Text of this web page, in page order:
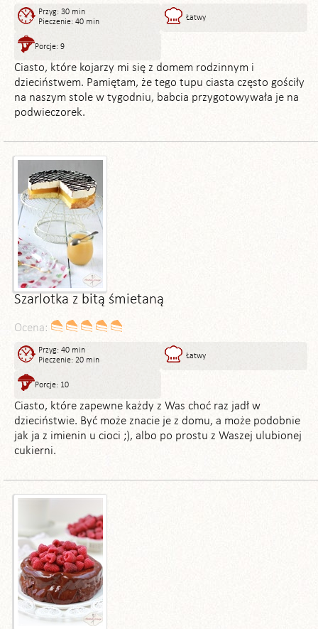
Przyg: 30 min
Pieczenie: 40 min
Łatwy
Porcje: 9
Ciasto, które kojarzy mi się z domem rodzinnym i
dzieciństwem. Pamiętam, że tego tupu ciasta często gościły
na naszym stole w tygodniu, babcia przygotowywała je na
podwieczorek.
Szarlotka z bitą śmietaną
Ocena:
Przyg: 40 min
Pieczenie: 20 min
Łatwy
Porcje: 10
Ciasto, które zapewne każdy z Was choć raz jadł w
dzieciństwie. Być może znacie je z domu, a może podobnie
jak ja z imienin u cioci ;), albo po prostu z Waszej ulubionej
cukierni.